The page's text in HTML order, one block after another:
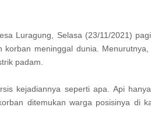
Luragung, Selasa (23/11/2021)
korban meninggal dunia.
padam.
kejadiannya seperti apa. Api
ditemukan warga posisinya di